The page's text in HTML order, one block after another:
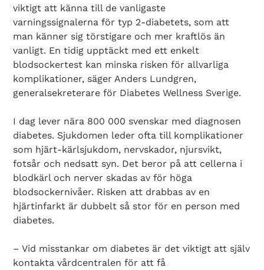
viktigt att känna till de vanligaste
varningssignalerna för typ 2-diabetets, som att
man känner sig törstigare och mer kraftlös än
vanligt. En tidig upptäckt med ett enkelt
blodsockertest kan minska risken för allvarliga
komplikationer, säger Anders Lundgren,
generalsekreterare för Diabetes Wellness Sverige.
I dag lever nära 800 000 svenskar med diagnosen
diabetes. Sjukdomen leder ofta till komplikationer
som hjärt-kärlsjukdom, nervskador, njursvikt,
fotsår och nedsatt syn. Det beror på att cellerna i
blodkärl och nerver skadas av för höga
blodsockernivåer. Risken att drabbas av en
hjärtinfarkt är dubbelt så stor för en person med
diabetes.
– Vid misstankar om diabetes är det viktigt att själv
kontakta vårdcentralen för att få